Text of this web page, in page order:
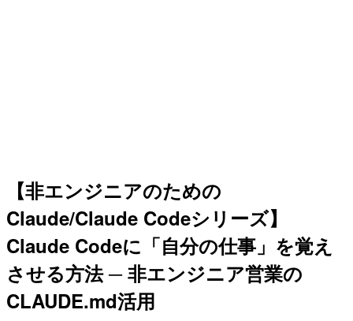
【非エンジニアのための
Claude/Claude Codeシリーズ】
Claude Codeに「自分の仕事」を覚え
させる方法 ─ 非エンジニア営業の
CLAUDE.md活用